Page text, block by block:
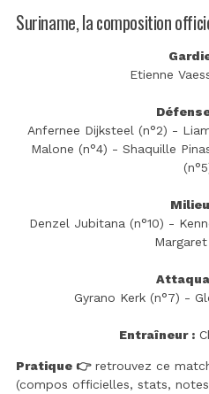
Suriname, la composition
Etienne
Anfernee Dijksteel (n°2) -
Malone (n°4) - Shaquille
Denzel Jubitana (n°10) -
Gyrano Kerk (n°7) -
Entraîneur :
Pratique 👉retrouvez ce
(compos officielles, stats,